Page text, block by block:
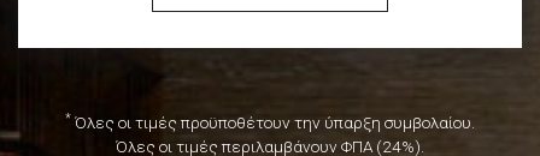
* Όλες οι τιμές προϋποθέτουν την ύπαρξη συμβολαίου.
Όλες οι τιμές περιλαμβάνουν ΦΠΑ (24%).